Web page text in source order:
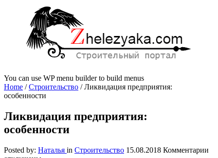
You can use WP menu builder to build menus
Home /Строительство /Ликвидация предприятия:
особенности
Ликвидация предприятия:
особенности
Posted by: Наталья in Строительство 15.08.2018 Комментарии